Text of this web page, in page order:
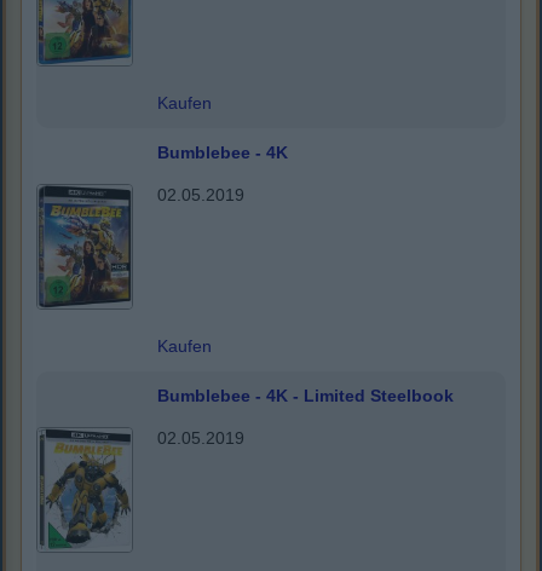
Kaufen
Bumblebee - 4K
02.05.2019
Kaufen
Bumblebee - 4K - Limited Steelbook
02.05.2019